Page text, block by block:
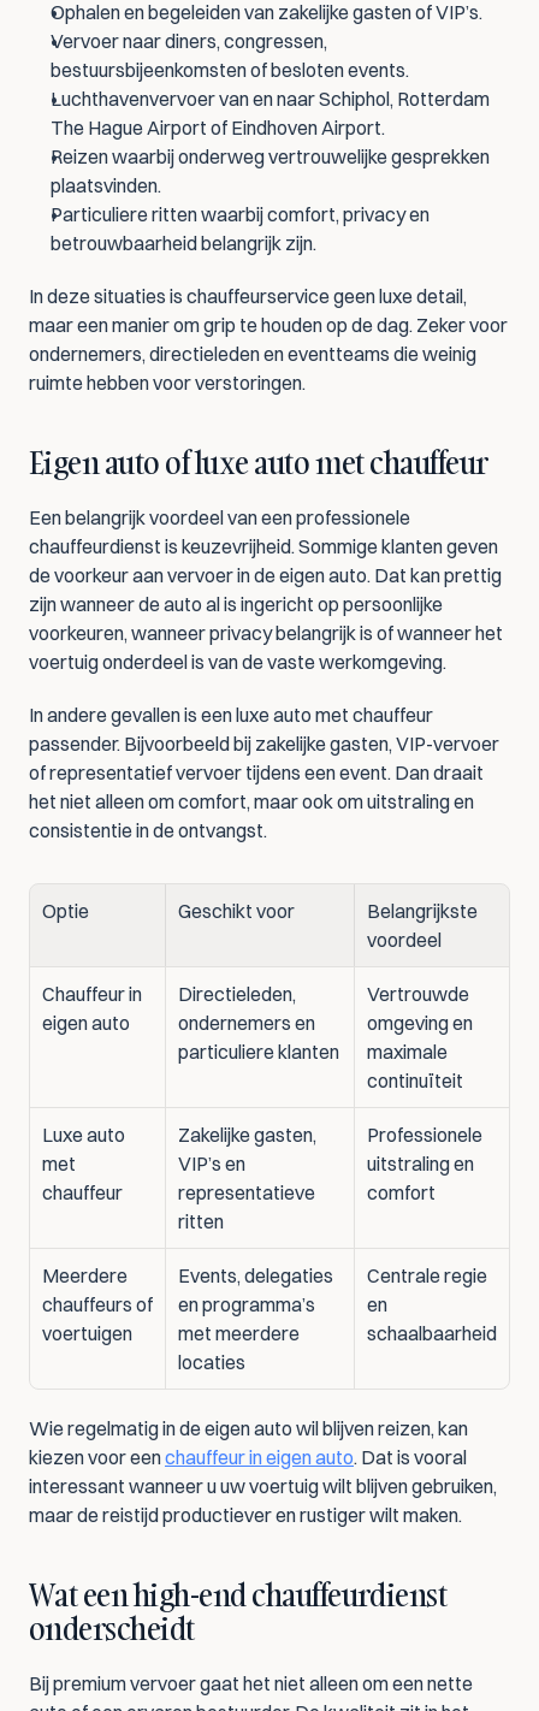
Ophalen en begeleiden van zakelijke gasten of VIP’s.
Vervoer naar diners, congressen,
bestuursbijeenkomsten of besloten events.
Luchthavenvervoer van en naar Schiphol, Rotterdam
The Hague Airport of Eindhoven Airport.
Reizen waarbij onderweg vertrouwelijke gesprekken
plaatsvinden.
Particuliere ritten waarbij comfort, privacy en
betrouwbaarheid belangrijk zijn.
In deze situaties is chauffeurservice geen luxe detail,
maar een manier om grip te houden op de dag. Zeker voor
ondernemers, directieleden en eventteams die weinig
ruimte hebben voor verstoringen.
Eigen auto of luxe auto met chauffeur
Een belangrijk voordeel van een professionele
chauffeurdienst is keuzevrijheid. Sommige klanten geven
de voorkeur aan vervoer in de eigen auto. Dat kan prettig
zijn wanneer de auto al is ingericht op persoonlijke
voorkeuren, wanneer privacy belangrijk is of wanneer het
voertuig onderdeel is van de vaste werkomgeving.
In andere gevallen is een luxe auto met chauffeur
passender. Bijvoorbeeld bij zakelijke gasten, VIP-vervoer
of representatief vervoer tijdens een event. Dan draait
het niet alleen om comfort, maar ook om uitstraling en
consistentie in de ontvangst.
Optie Geschikt voor
Belangrijkste
voordeel
Chauffeur in
eigen auto
Directieleden,
ondernemers en
particuliere klanten
Vertrouwde
omgeving en
maximale
continuïteit
Luxe auto
met
chauffeur
Zakelijke gasten,
VIP’s en
representatieve
ritten
Professionele
uitstraling en
comfort
Meerdere
chauffeurs of
voertuigen
Events, delegaties
en programma’s
met meerdere
locaties
Centrale regie
en
schaalbaarheid
Wie regelmatig in de eigen auto wil blijven reizen, kan
kiezen voor een chauffeur in eigen auto. Dat is vooral
interessant wanneer u uw voertuig wilt blijven gebruiken,
maar de reistijd productiever en rustiger wilt maken.
Wat een high-end chauffeurdienst
onderscheidt
Bij premium vervoer gaat het niet alleen om een nette